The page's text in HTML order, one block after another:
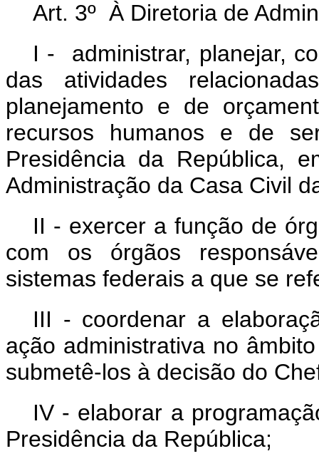
Art. 3º À Diretoria de
I - administrar, planejar,
das atividades
planejamento e de
recursos humanos e de
Presidência da República,
Administração da Casa Civil
II - exercer a função de
com os órgãos
sistemas federais a que se
III - coordenar a
ação administrativa no
submetê-los à decisão do
IV - elaborar a
Presidência da República;